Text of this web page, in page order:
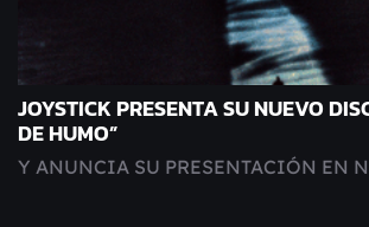
JOYSTICK PRESENTA SU NUEVO
DE HUMO”
Y ANUNCIA SU PRESENTACIÓN EN